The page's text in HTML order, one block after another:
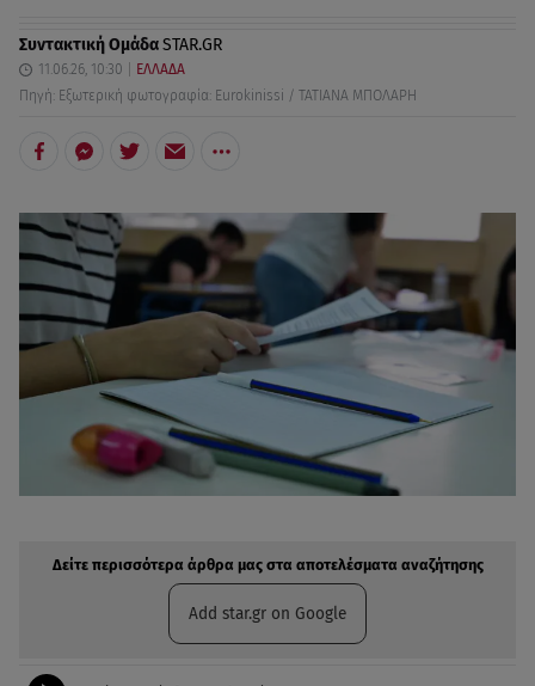
Συντακτική ΟμάδαSTAR.GR
11.06.26, 10:30
ΕΛΛΑΔΑ
Πηγή: Εξωτερική φωτογραφία: Eurokinissi / ΤΑΤΙΑΝΑ ΜΠΟΛΑΡΗ
Δείτε περισσότερα άρθρα μας στα αποτελέσματα αναζήτησης
Add star.gr on Google